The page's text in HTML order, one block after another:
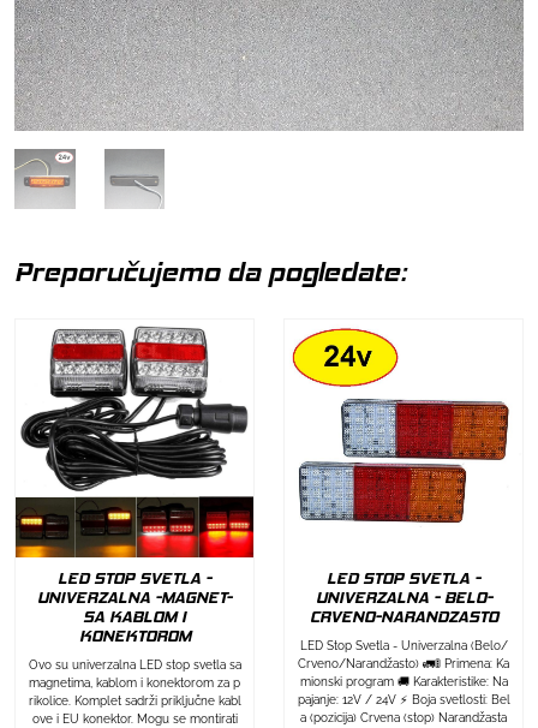
Preporučujemo da pogledate:
LED STOP SVETLA -
UNIVERZALNA -MAGNET-
SA KABLOM I
KONEKTOROM
Ovo su univerzalna LED stop svetla sa
magnetima, kablom i konektorom za p
rikolice. Komplet sadrži priključne kabl
ove i EU konektor. Mogu se montirati
LED STOP SVETLA -
UNIVERZALNA - BELO-
CRVENO-NARANDZASTO
LED Stop Svetla - Univerzalna (Belo/
Crveno/Narandžasto) 🚛🚦 Primena: Ka
mionski program 🚚 Karakteristike: Na
pajanje: 12V / 24V ⚡ Boja svetlosti: Bel
a (pozicija) Crvena (stop) Narandžasta